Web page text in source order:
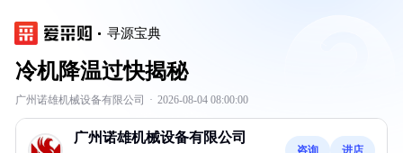
寻源宝典
冷机降温过快揭秘
广州诺雄机械设备有限公司 · 2026-08-04 08:00:00
广州诺雄机械设备有限公司
咨询 进店